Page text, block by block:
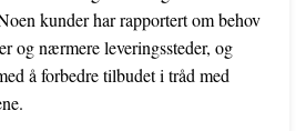
kunder har rapportert om behov
og nærmere leveringssteder, og
å forbedre tilbudet i tråd med